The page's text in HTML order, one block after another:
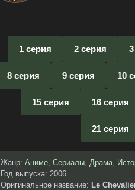
1 серия 2 серия
8 серия 9 серия 10
15 серия 16 серия
21 серия
Жанр: Аниме, Сериалы, Драма,
Год выпуска: 2006
Оригинальное название: Le